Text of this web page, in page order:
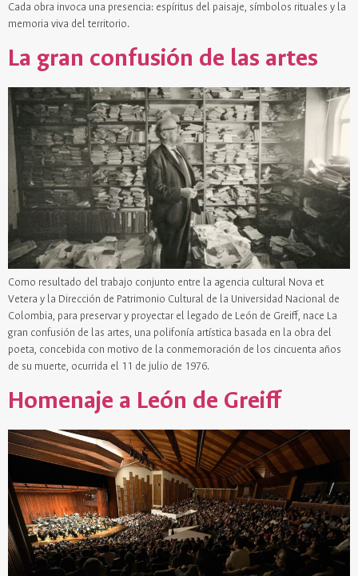
Cada obra invoca una presencia: espíritus del paisaje, símbolos rituales y la
memoria viva del territorio.
La gran confusión de las artes
Como resultado del trabajo conjunto entre la agencia cultural Nova et
Vetera y la Dirección de Patrimonio Cultural de la Universidad Nacional de
Colombia, para preservar y proyectar el legado de León de Greiff, nace La
gran confusión de las artes, una polifonía artística basada en la obra del
poeta, concebida con motivo de la conmemoración de los cincuenta años
de su muerte, ocurrida el 11 de julio de 1976.
Homenaje a León de Greiff